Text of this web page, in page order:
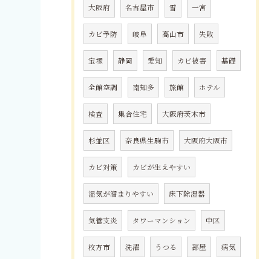
大阪府 名古屋市 雪 一宮
カビ予防 岐阜 高山市 失敗
宝塚 静岡 愛知 カビ被害 基礎
全館空調 南知多 旅館 ホテル
検査 集合住宅 大阪府茨木市
杉並区 奈良県生駒市 大阪府大阪市
カビ対策 カビが生えやすい
湿気が溜まりやすい 床下除湿器
気管支炎 タワーマンション 中区
枚方市 洗濯 うつる 部屋 病気